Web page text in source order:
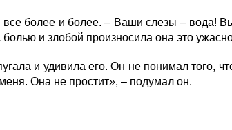
более и более. – Ваши слезы – вода!
и злобой произносила она это
и удивила его. Он не понимал того,
Она не простит», – подумал он.